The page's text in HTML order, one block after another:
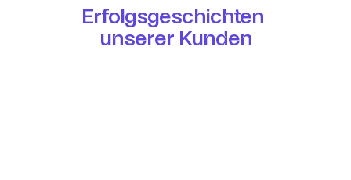
Erfolgsgeschichten
unserer Kunden